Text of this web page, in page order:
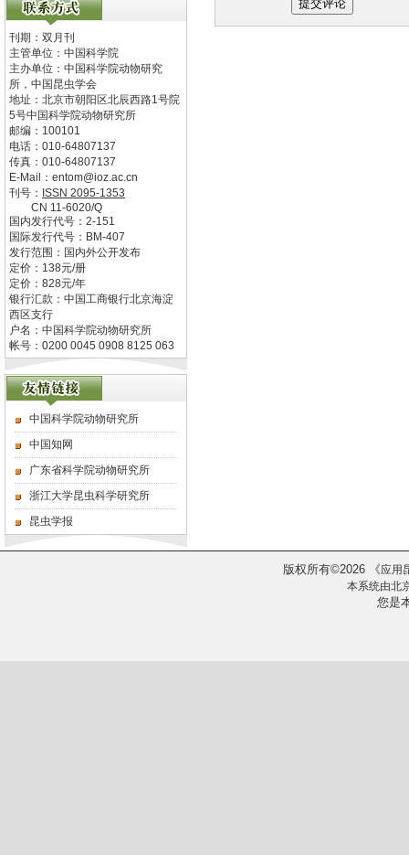
刊期：双月刊
主管单位： 中国科学院
主办单位： 中国科学院动物研究
所，中国昆虫学会
地址： 北京市朝阳区北辰西路1号院
5号中国科学院动物研究所
邮编： 100101
电话： 010-64807137
传真： 010-64807137
E-Mail： entom@ioz.ac.cn
刊号： ISSN 2095-1353
CN 11-6020/Q
国内发行代号： 2-151
国际发行代号： BM-407
发行范围：国内外公开发布
定价： 138元/册
定价： 828元/年
银行汇款：中国工商银行北京海淀
西区支行
户名：中国科学院动物研究所
帐号：0200 0045 0908 8125 063
中国科学院动物研究所
中国知网
广东省科学院动物研究所
浙江大学昆虫科学研究所
昆虫学报
版权所有©2026 《应用
本系统由北
您是